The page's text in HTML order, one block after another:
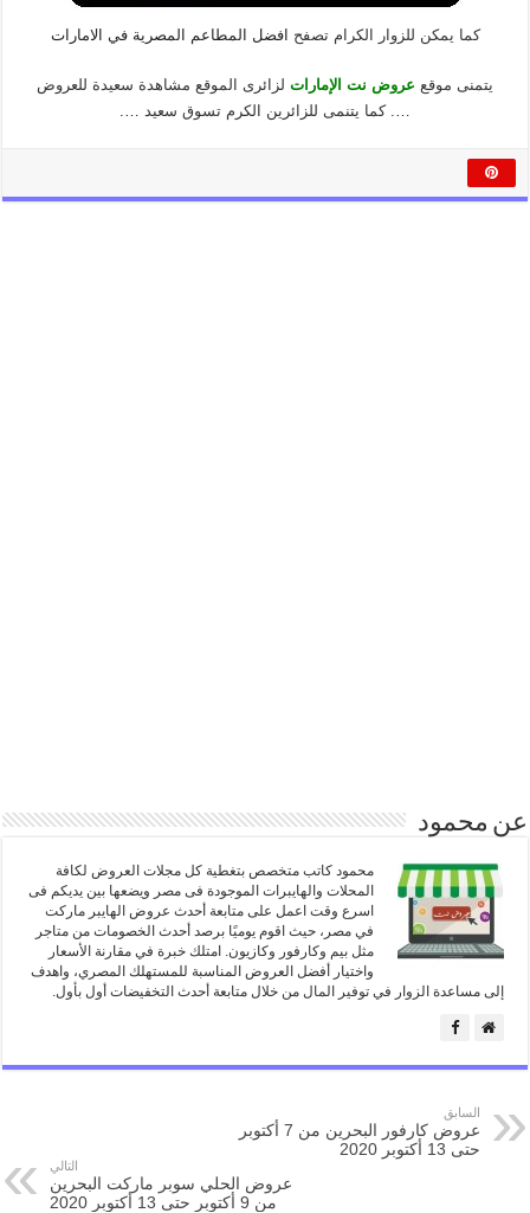
كما يمكن للزوار الكرام تصفح افضل المطاعم المصرية في الامارات
يتمنى موقع عروض نت الإماراتلزائرى الموقع مشاهدة سعيدة للعروض
…. كما يتنمى للزائرين الكرم تسوق سعيد ….
عن محمود
محمود كاتب متخصص بتغطية كل مجلات العروض لكافة
المحلات والهايبرات الموجودة فى مصر ويضعها بين يديكم فى
اسرع وقت اعمل على متابعة أحدث عروض الهايبر ماركت
في مصر، حيث اقوم يوميًا برصد أحدث الخصومات من متاجر
مثل بيم وكارفور وكازيون. امتلك خبرة في مقارنة الأسعار
واختيار أفضل العروض المناسبة للمستهلك المصري، واهدف
إلى مساعدة الزوار في توفير المال من خلال متابعة أحدث التخفيضات أول بأول.
السابق
عروض كارفور البحرين من 7 أكتوبر
حتى 13 أكتوبر 2020
التالي
عروض الحلي سوبر ماركت البحرين
من 9 أكتوبر حتى 13 أكتوبر 2020